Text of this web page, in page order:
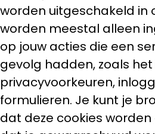
worden uitgeschakeld in
worden meestal alleen
op jouw acties die een
gevolg hadden, zoals
privacyvoorkeuren,
formulieren. Je kunt je
dat deze cookies